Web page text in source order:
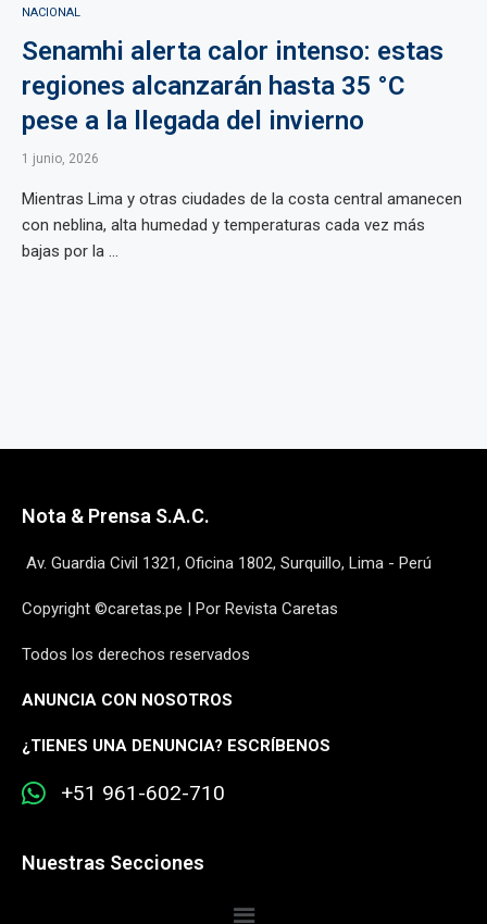
NACIONAL
Senamhi alerta calor intenso: estas
regiones alcanzarán hasta 35 °C
pese a la llegada del invierno
1 junio, 2026
Mientras Lima y otras ciudades de la costa central amanecen
con neblina, alta humedad y temperaturas cada vez más
bajas por la ...
Nota & Prensa S.A.C.
Av. Guardia Civil 1321, Oficina 1802, Surquillo, Lima - Perú
Copyright ©caretas.pe | Por Revista Caretas
Todos los derechos reservados
ANUNCIA CON NOSOTROS
¿TIENES UNA DENUNCIA? ESCRÍBENOS
+51 961-602-710
Nuestras Secciones